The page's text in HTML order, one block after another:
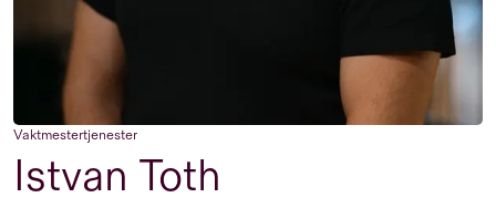
Vaktmestertjenester
Istvan Toth